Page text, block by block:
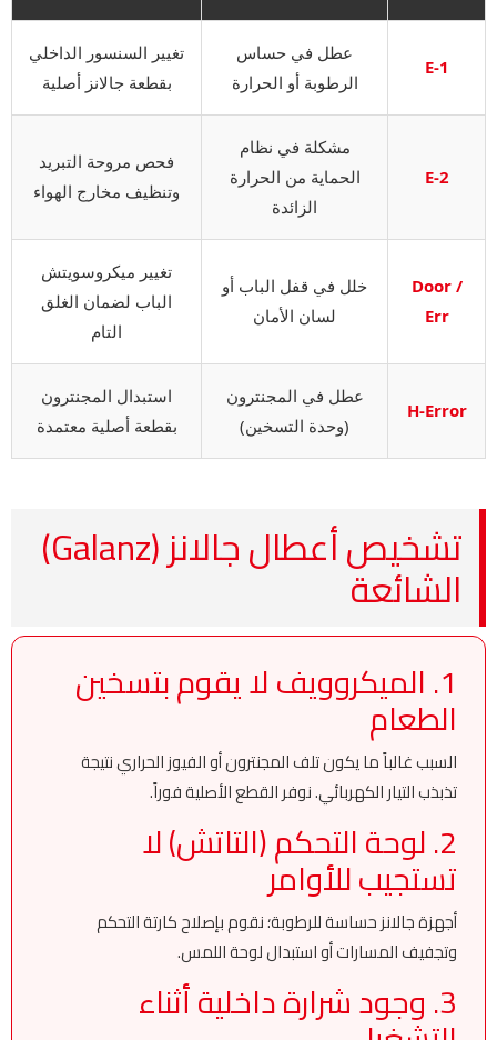
E-1
عطل في حساس
الرطوبة أو الحرارة
تغيير السنسور الداخلي
بقطعة جالانز أصلية
E-2
مشكلة في نظام
الحماية من الحرارة
الزائدة
فحص مروحة التبريد
وتنظيف مخارج الهواء
Door /
Err
خلل في قفل الباب أو
لسان الأمان
تغيير ميكروسويتش
الباب لضمان الغلق
التام
H-Error
عطل في المجنترون
(وحدة التسخين)
استبدال المجنترون
بقطعة أصلية معتمدة
تشخيص أعطال جالانز (Galanz)
الشائعة
1. الميكروويف لا يقوم بتسخين
الطعام
السبب غالباً ما يكون تلف المجنترون أو الفيوز الحراري نتيجة
تذبذب التيار الكهربائي. نوفر القطع الأصلية فوراً.
2. لوحة التحكم (التاتش) لا
تستجيب للأوامر
أجهزة جالانز حساسة للرطوبة؛ نقوم بإصلاح كارتة التحكم
وتجفيف المسارات أو استبدال لوحة اللمس.
3. وجود شرارة داخلية أثناء